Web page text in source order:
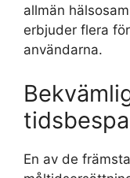
allmän
erbjuder flera
användarna.
En av de